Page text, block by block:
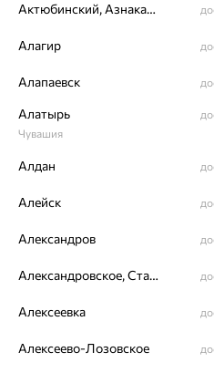
Запросить
Размеры:
16.5
73 054
Купить
Нужна помощь
Актюбинский, Азнакаевский район
Алагир
Алапаевск
Алатырь
Чувашия
Алдан
Алейск
Александров
Александровское, Ставропольский край
Алексеевка
Алексеево-Лозовское